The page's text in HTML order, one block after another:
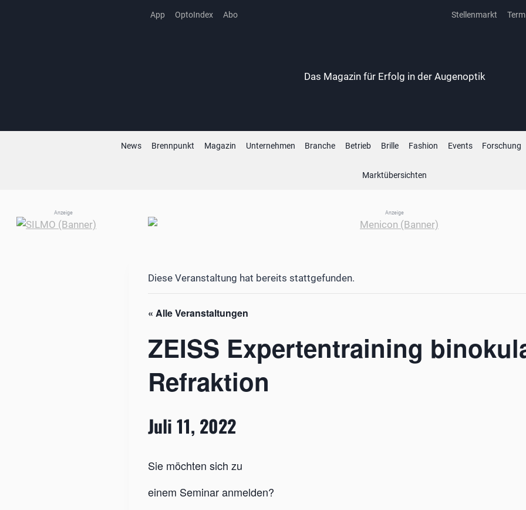
App OptoIndex Abo Stellenmarkt
Das Magazin für Erfolg in der Augenoptik
News Brennpunkt Magazin Unternehmen Branche Betrieb Brille Fashion Events Forschung
Marktübersichten
Anzeige Anzeige
Diese Veranstaltung hat bereits stattgefunden.
« Alle Veranstaltungen
ZEISS Expertentraining
Refraktion
Juli 11, 2022
Sie möchten sich zu
einem Seminar anmelden?